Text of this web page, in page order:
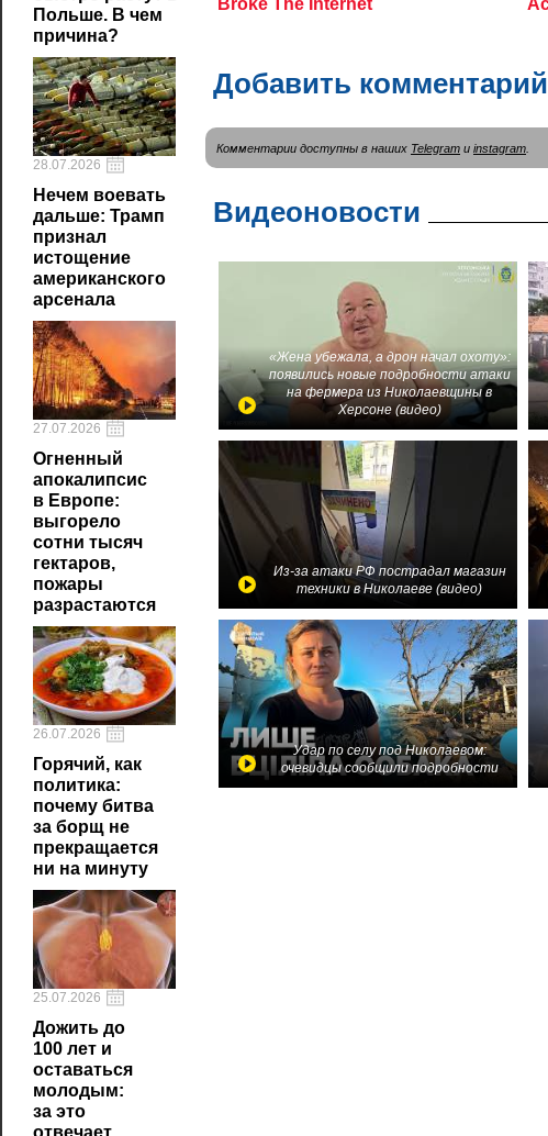
Польше. В чем
причина?
28.07.2026
Нечем воевать
дальше: Трамп
признал
истощение
американского
арсенала
27.07.2026
Огненный
апокалипсис
в Европе:
выгорело
сотни тысяч
гектаров,
пожары
разрастаются
26.07.2026
Горячий, как
политика:
почему битва
за борщ не
прекращается
ни на минуту
25.07.2026
Дожить до
100 лет и
оставаться
молодым:
за это
отвечает
Добавить комментарий
Комментарии доступны в наших Telegram и instagram.
Видеоновости
«Жена убежала, а дрон начал охоту»:
появились новые подробности атаки
на фермера из Николаевщины в
Херсоне (видео)
Из-за атаки РФ пострадал магазин
техники в Николаеве (видео)
Удар по селу под Николаевом:
очевидцы сообщили подробности